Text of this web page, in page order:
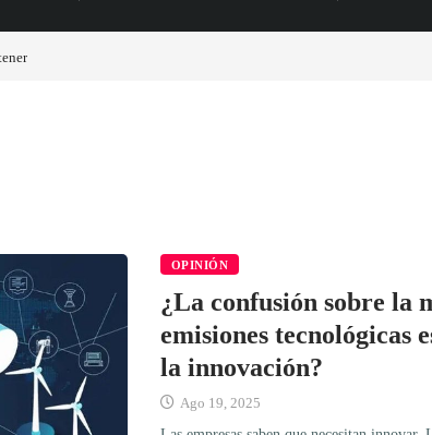
en fase avanzada de desarrollo
OPINIÓN
¿La confusión sobre la
emisiones tecnológicas
la innovación?
Ago 19, 2025